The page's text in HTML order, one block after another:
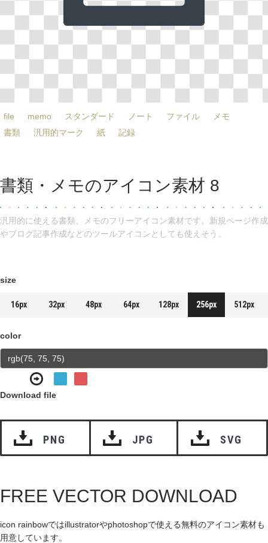
file memo スタンダード ノート ファイル
メモ
書類
汎用的マーク 紙 記録
書類・メモのアイコン素材 8
汎用的に使える書類、メモのフリーアイコン素材です。新規ページ作成
やブログ記事作成などのツールアイコンとしても使えそう。
size
16px 32px 48px 64px 128px 256px 512px
color
Download file
PNG JPG SVG
FREE VECTOR DOWNLOAD
icon rainbowではillustratorやphotoshopで使える無料のアイコン素材も
用意しています。